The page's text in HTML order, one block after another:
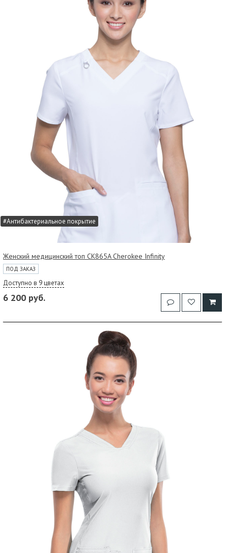
#Антибактериальное покрытие
Женский медицинский топ CK865A Cherokee Infinity
ПОД ЗАКАЗ
Доступно в 9 цветах
6 200 руб.